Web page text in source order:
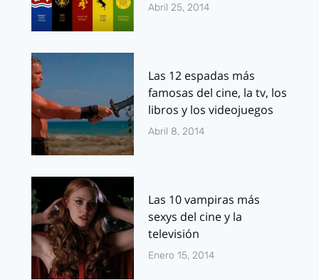
Abril 25, 2014
Las 12 espadas más
famosas del cine, la tv, los
libros y los videojuegos
Abril 8, 2014
Las 10 vampiras más
sexys del cine y la
televisión
Enero 15, 2014